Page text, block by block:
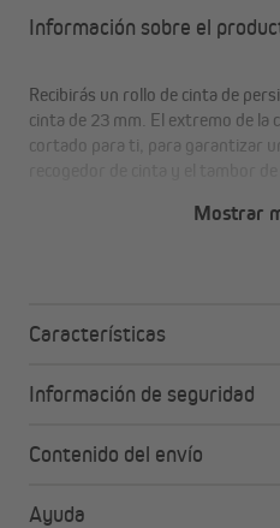
Información sobre el
Recibirás un rollo de cinta de
cinta de 23 mm. El extremo de
cortado para ti, para garantizar
resistencia a la suciedad
estabilidad UV
compatibilidad ambiental
Mostrar
Características
Información de seguridad
Contenido del envío
Ayuda